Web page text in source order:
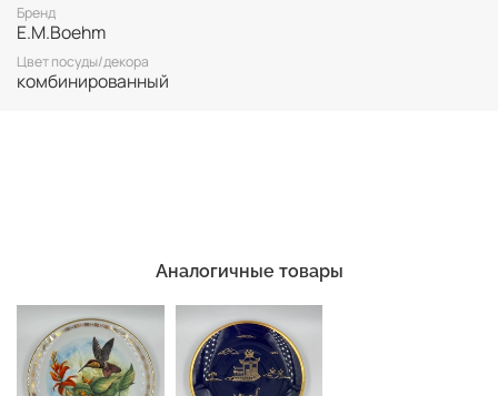
Все товары представлены в единственном экземпляре. Бронь
возможна только после 100% оплаты.
Неоплаченные заказы аннулируются.
Бренд
E.M.Boehm
Цвет посуды/декора
комбинированный
Аналогичные товары